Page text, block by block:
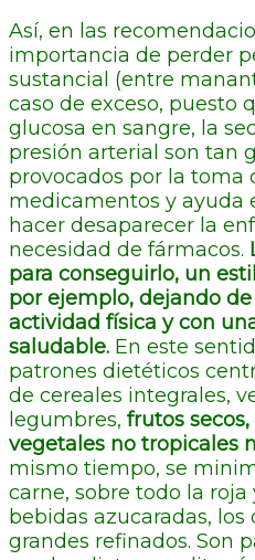
Así, en las
importancia de perder
sustancial (entre
caso de exceso, puesto
glucosa en sangre, la
presión arterial son tan
provocados por la toma
medicamentos y ayuda
hacer desaparecer la
necesidad de fármacos.
para conseguirlo, un
por ejemplo, dejando
actividad física y con
saludable. En este
patrones dietéticos
de cereales integrales,
legumbres, frutos
vegetales no tropicales
mismo tiempo, se
carne, sobre todo la roja
bebidas azucaradas, los
grandes refinados. Son